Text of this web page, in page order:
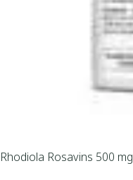
Rhodiola Rosavins 500